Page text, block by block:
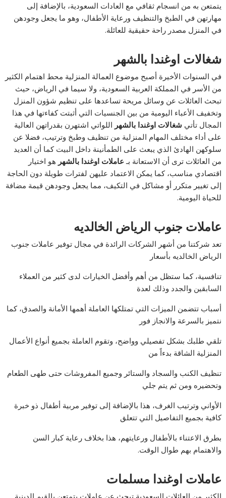
يتمتعن به من انسجام ثقافي مع العادات السعودية، بالإضافة إلى
مهارتهن في الطبخ والتنظيف ورعاية الأطفال، وهو ما يجعل وجودهن
في المنزل مصدر راحة حقيقية للعائلة.
شغالات اوغندا بالشهر
في السنوات الأخيرة أصبح موضوع العمالة المنزلية محط اهتمام الكثير
من الأسر في المملكة العربية السعودية، ولا سيما في الرياض، حيث
تبحث العائلات عن وسائل مريحة تساعدها على تنظيم شؤون المنزل
وتخفيف الأعباء اليومية من بين الجنسيات التي أثبتت كفاءتها في هذا
المجال تأتي شغالات اوغندا بالشهر اللواتي اشتهرن بقدراتهن العالية
على أداء مختلف المهام المنزلية من تنظيف وطبخ وترتيب، فضلا عن
سلوكهن الهادئ الذي يبعث على الطمأنينة داخل البيت كما أن العديد
من العائلات ترى أن الاستعانة بـ عاملات اوغندا بالشهر هو اختيار
اقتصادي مناسب، كما يمكن الاعتماد عليهن لفترات طويلة دون الحاجة
إلى تغيير متكرر أو مشاكل في التكيف، مما يجعل وجودهن قيمة مضافة
للحياة اليومية.
عاملات جنوب الرياض الخالديه
تعد شركتنا من أشهر الشركات الرائدة في مجال توفير عاملات جنوب
الرياض الخالديه بأسعار
تنافسية، كما ستظل من أهم وأفضل الخيارات لدى كثير من العملاء
السابقين والجدد وذلك لعدة
أسباب تتضمن الميزات التي تمتلكها العاملة أهمها الأمانة والصدق، كما
نتميز بالسرعة والانجاز فور
تلقي طلبك بشكل تفصيلي وواضح، وتقوم العاملة بجميع أنواع الأعمال
المنزلية الشاقة بدءاً من
تنظيف الكنب والسجاد والستائر وجميع المفروشات حتى طهى الطعام
وتحضيره ومن ثم يتم جلي
الأواني وترتيب الغرف، هذا بالإضافة إلى توفير مربية أطفال ذو خبرة
كافية بجميع التفاصيل التي تتعلق
بطرق الاعتناء بالأطفال ورعايتهم، هذا بخلاف رعاية كبار السن
والاهتمام بهم طوال الوقت.
عاملات اوغندا مسلمات